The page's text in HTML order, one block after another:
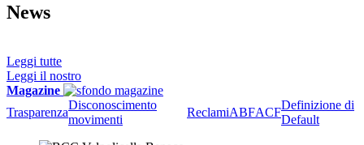
News
Leggi tutte
Leggi il nostro
Magazine
Trasparenza
Disconoscimento
movimenti
ReclamiABFACF
Definizione di
Default